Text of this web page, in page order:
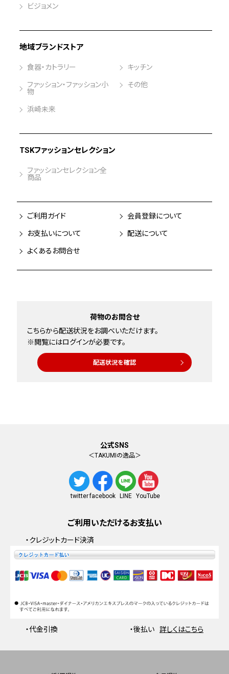
ビジョメン
地域ブランドストア
食器・カトラリー キッチン
ファッション・ファッション小
物
その他
浜崎未来
TSKファッションセレクション
ファッションセレクション全
商品
ご利用ガイド 会員登録について
お支払いについて 配送について
よくあるお問合せ
荷物のお問合せ
こちらから配送状況をお調べいただけます。
※閲覧にはログインが必要です。
配送状況を確認
公式SNS
＜TAKUMIの逸品＞
twitterfacebook LINE YouTube
ご利用いただけるお支払い
・クレジットカード決済
・代金引換 ・後払い 詳しくはこちら